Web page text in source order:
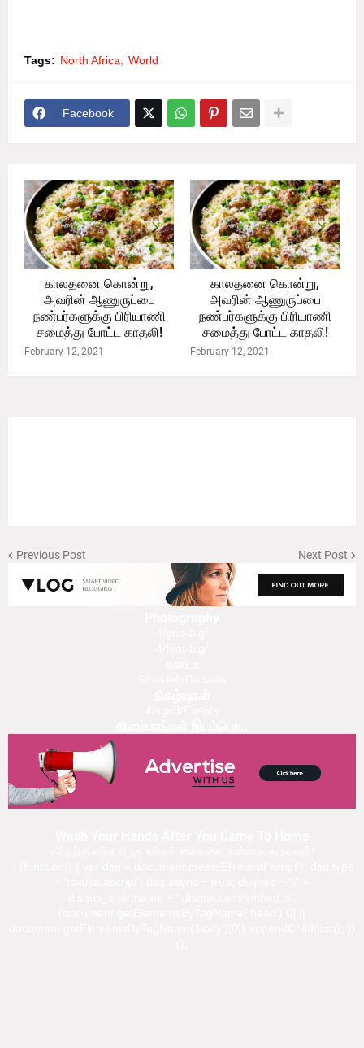
Tags: North Africa World
Facebook
காலதனை கொன்று,
அவரின் ஆணுருப்பை
நண்பர்களுக்கு பிரியாணி
சமைத்து போட்ட காதலி!
February 12, 2021
காலதனை கொன்று,
அவரின் ஆணுருப்பை
நண்பர்களுக்கு பிரியாணி
சமைத்து போட்ட காதலி!
February 12, 2021
Previous Post Next Post